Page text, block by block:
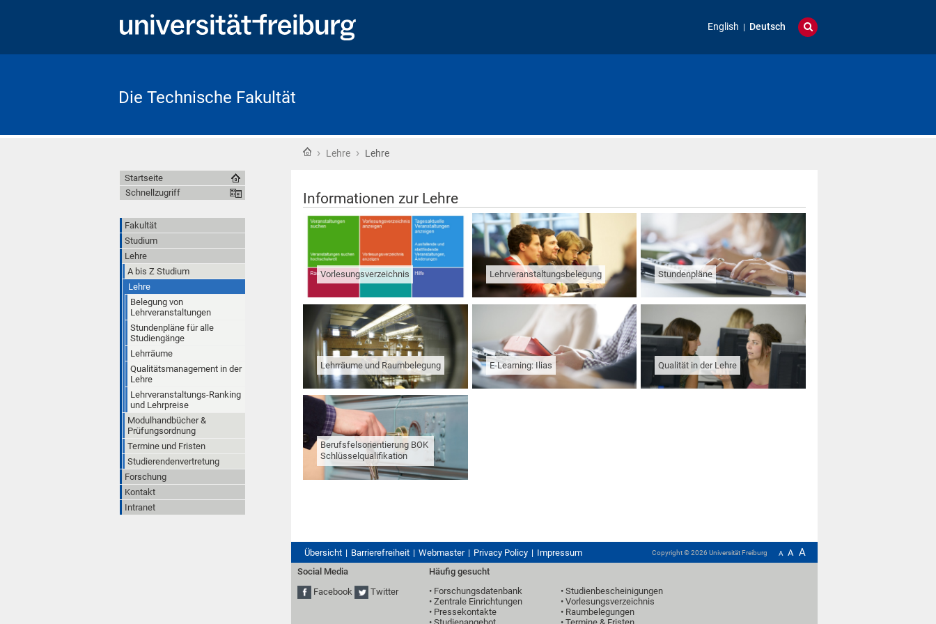
English Deutsch
Die Technische Fakultät
Startseite
› Lehre › Lehre
Informationen zur Lehre
Vorlesungsverzeichnis Lehrveranstaltungsbelegung Stundenpläne
Lehrräume und Raumbelegung E-Learning: Ilias Qualität in der Lehre
Berufsfelsorientierung BOK
Schlüsselqualifikation
Startseite
Schnellzugriff
Fakultät
Studium
Lehre
A bis Z Studium
Lehre
Belegung von
Lehrveranstaltungen
Stundenpläne für alle
Studiengänge
Lehrräume
Qualitätsmanagement in der
Lehre
Lehrveranstaltungs-Ranking
und Lehrpreise
Modulhandbücher &
Prüfungsordnung
Termine und Fristen
Studierendenvertretung
Forschung
Kontakt
Intranet
Übersicht Barrierefreiheit Webmaster Privacy Policy Impressum A A A
Copyright ©2026 Universität Freiburg
Social Media
Facebook
Twitter
Häufig gesucht
• Forschungsdatenbank
• Zentrale Einrichtungen
• Pressekontakte
• Studienbescheinigungen
• Vorlesungsverzeichnis
• Raumbelegungen